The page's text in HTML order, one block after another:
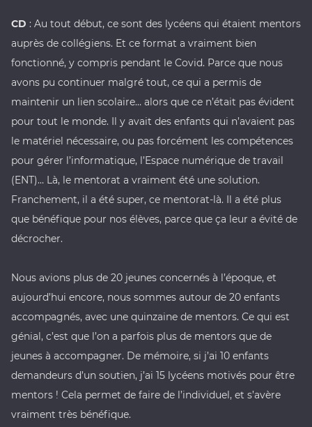
CD : Au tout début, ce sont des lycéens qui étaient mentors
auprès de collégiens. Et ce format a vraiment bien
fonctionné, y compris pendant le Covid. Parce que nous
avons pu continuer malgré tout, ce qui a permis de
maintenir un lien scolaire… alors que ce n’était pas évident
pour tout le monde. Il y avait des enfants qui n’avaient pas
le matériel nécessaire, ou pas forcément les compétences
pour gérer l’informatique, l’Espace numérique de travail
(ENT)… Là, le mentorat a vraiment été une solution.
Franchement, il a été super, ce mentorat-là. Il a été plus
que bénéfique pour nos élèves, parce que ça leur a évité de
décrocher.
Nous avions plus de 20 jeunes concernés à l’époque, et
aujourd’hui encore, nous sommes autour de 20 enfants
accompagnés, avec une quinzaine de mentors. Ce qui est
génial, c’est que l’on a parfois plus de mentors que de
jeunes à accompagner. De mémoire, si j’ai 10 enfants
demandeurs d’un soutien, j’ai 15 lycéens motivés pour être
mentors ! Cela permet de faire de l’individuel, et s’avère
vraiment très bénéfique.